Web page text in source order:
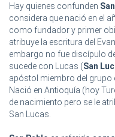
Hay quienes confunden
considera que nació en el
como fundador y primer
atribuye la escritura del
embargo no fue discípulo
sucede con Lucas (San
apóstol miembro del grupo
Nació en Antioquía (hoy
de nacimiento pero se le
San Lucas.